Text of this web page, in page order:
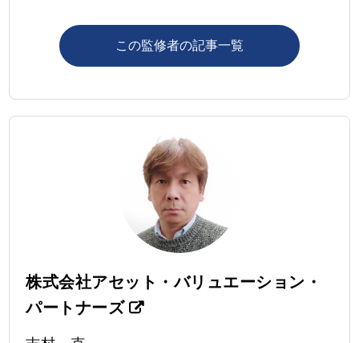
この監修者の記事一覧
株式会社アセット・バリュエーション・
パートナーズ